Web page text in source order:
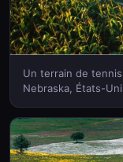
Un terrain de tennis
Nebraska, États-